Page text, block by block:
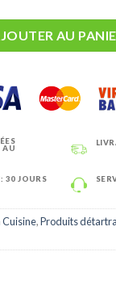
AU
AU
30 JOURS
Cuisine,Produits